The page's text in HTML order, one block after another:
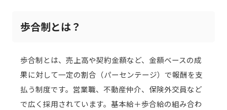
歩合制とは？
歩合制とは、売上高や契約金額など、金額ベースの成
果に対して一定の割合（パーセンテージ）で報酬を支
払う制度です。営業職、不動産仲介、保険外交員など
で広く採用されています。基本給＋歩合給の組み合わ